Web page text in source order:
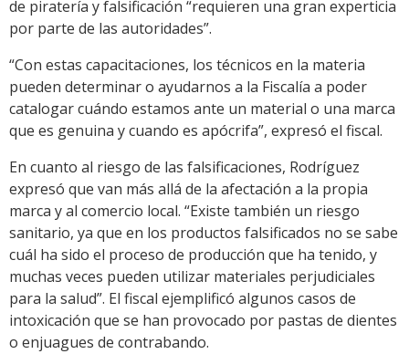
de piratería y falsificación “requieren una gran experticia
por parte de las autoridades”.
“Con estas capacitaciones, los técnicos en la materia
pueden determinar o ayudarnos a la Fiscalía a poder
catalogar cuándo estamos ante un material o una marca
que es genuina y cuando es apócrifa”, expresó el fiscal.
En cuanto al riesgo de las falsificaciones, Rodríguez
expresó que van más allá de la afectación a la propia
marca y al comercio local. “Existe también un riesgo
sanitario, ya que en los productos falsificados no se sabe
cuál ha sido el proceso de producción que ha tenido, y
muchas veces pueden utilizar materiales perjudiciales
para la salud”. El fiscal ejemplificó algunos casos de
intoxicación que se han provocado por pastas de dientes
o enjuagues de contrabando.